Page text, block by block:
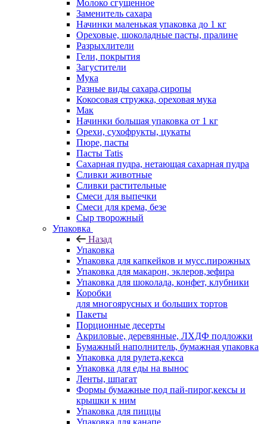
Молоко сгущенное
Заменитель сахара
Начинки маленькая упаковка до 1 кг
Ореховые, шоколадные пасты, пралине
Разрыхлители
Гели, покрытия
Загустители
Мука
Разные виды сахара,сиропы
Кокосовая стружка, ореховая мука
Мак
Начинки большая упаковка от 1 кг
Орехи, сухофрукты, цукаты
Пюре, пасты
Пасты Tatis
Сахарная пудра, нетающая сахарная пудра
Сливки животные
Сливки растительные
Смеси для выпечки
Смеси для крема, безе
Сыр творожный
Упаковка
Назад
Упаковка
Упаковка для капкейков и мусс.пирожных
Упаковка для макарон, эклеров,зефира
Упаковка для шоколада, конфет, клубники
Коробки
для многоярусных и больших тортов
Пакеты
Порционные десерты
Акриловые, деревянные, ЛХДФ подложки
Бумажный наполнитель, бумажная упаковка
Упаковка для рулета,кекса
Упаковка для еды на вынос
Ленты, шпагат
Формы бумажные под пай-пирог,кексы и
крышки к ним
Упаковка для пиццы
Упаковка для канапе